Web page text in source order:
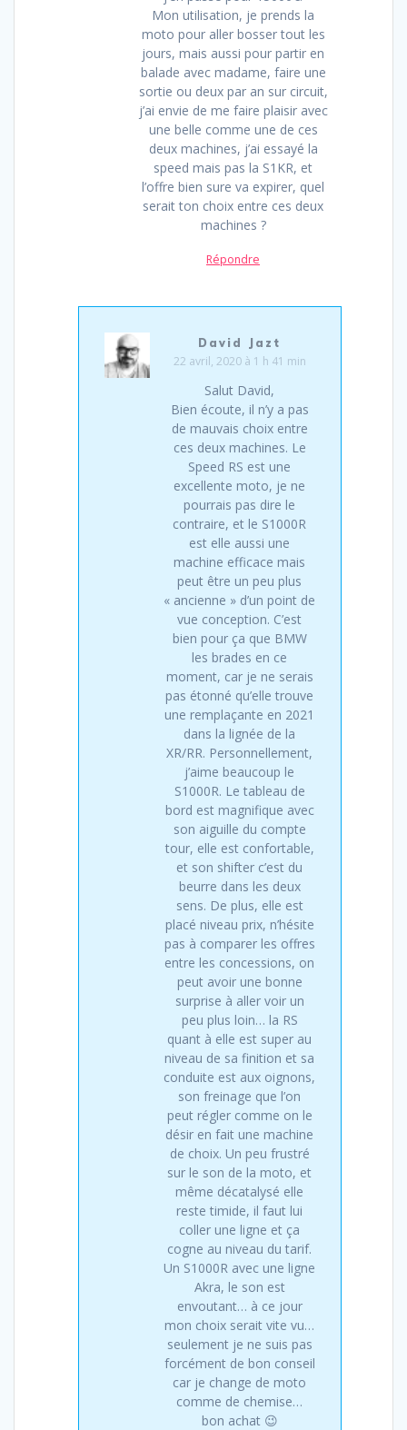
Mon utilisation, je prends la
moto pour aller bosser tout les
jours, mais aussi pour partir en
balade avec madame, faire une
sortie ou deux par an sur circuit,
j’ai envie de me faire plaisir avec
une belle comme une de ces
deux machines, j’ai essayé la
speed mais pas la S1KR, et
l’offre bien sure va expirer, quel
serait ton choix entre ces deux
machines ?
Répondre
David Jazt
22 avril, 2020 à 1 h 41 min
Salut David,
Bien écoute, il n’y a pas
de mauvais choix entre
ces deux machines. Le
Speed RS est une
excellente moto, je ne
pourrais pas dire le
contraire, et le S1000R
est elle aussi une
machine efficace mais
peut être un peu plus
« ancienne » d’un point de
vue conception. C’est
bien pour ça que BMW
les brades en ce
moment, car je ne serais
pas étonné qu’elle trouve
une remplaçante en 2021
dans la lignée de la
XR/RR. Personnellement,
j’aime beaucoup le
S1000R. Le tableau de
bord est magnifique avec
son aiguille du compte
tour, elle est confortable,
et son shifter c’est du
beurre dans les deux
sens. De plus, elle est
placé niveau prix, n’hésite
pas à comparer les offres
entre les concessions, on
peut avoir une bonne
surprise à aller voir un
peu plus loin… la RS
quant à elle est super au
niveau de sa finition et sa
conduite est aux oignons,
son freinage que l’on
peut régler comme on le
désir en fait une machine
de choix. Un peu frustré
sur le son de la moto, et
même décatalysé elle
reste timide, il faut lui
coller une ligne et ça
cogne au niveau du tarif.
Un S1000R avec une ligne
Akra, le son est
envoutant… à ce jour
mon choix serait vite vu…
seulement je ne suis pas
forcément de bon conseil
car je change de moto
comme de chemise…
bon achat 😉